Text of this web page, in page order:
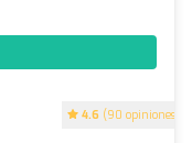
4.6 (90 opiniones)